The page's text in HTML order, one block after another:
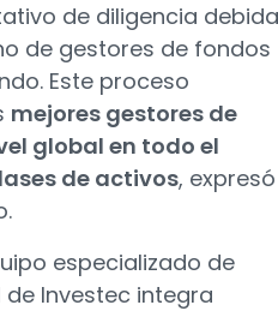
de diligencia debida
de gestores de fondos
Este proceso
mejores gestores de
global en todo el
de activos, expresó
especializado de
Investec integra